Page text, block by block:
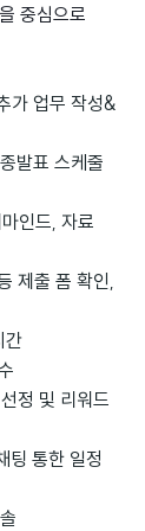
중심으로
가 업무 작성&
발표 스케줄
인드, 자료
제출 폼 확인,
간
정 및 리워드
팅 통한 일정